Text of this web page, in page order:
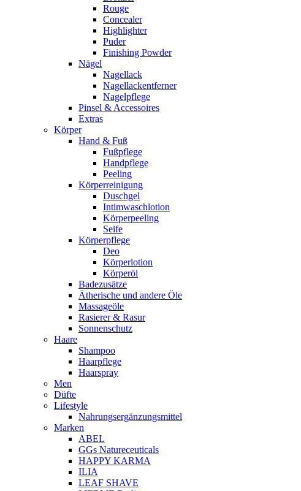
Rouge
Concealer
Highlighter
Puder
Finishing Powder
Nägel
Nagellack
Nagellackentferner
Nagelpflege
Pinsel & Accessoires
Extras
Körper
Hand & Fuß
Fußpflege
Handpflege
Peeling
Körperreinigung
Duschgel
Intimwaschlotion
Körperpeeling
Seife
Körperpflege
Deo
Körperlotion
Körperöl
Badezusätze
Ätherische und andere Öle
Massageöle
Rasierer & Rasur
Sonnenschutz
Haare
Shampoo
Haarpflege
Haarspray
Men
Düfte
Lifestyle
Nahrungsergänzungsmittel
Marken
ABEL
GGs Natureceuticals
HAPPY KARMA
ILIA
LEAF SHAVE